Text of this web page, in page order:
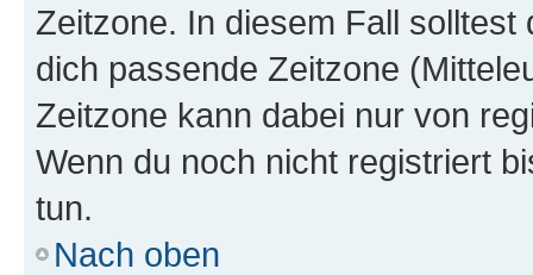
Zeitzone. In diesem Fall solltest
dich passende Zeitzone
Zeitzone kann dabei nur von
Wenn du noch nicht registriert
tun.
Nach oben